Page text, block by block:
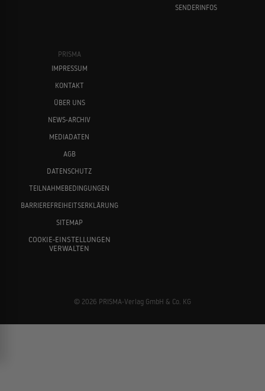
SENDERINFOS
PRISMA
IMPRESSUM
KONTAKT
ÜBER UNS
NEWS-ARCHIV
MEDIADATEN
AGB
DATENSCHUTZ
TEILNAHMEBEDINGUNGEN
BARRIEREFREIHEITSERKLÄRUNG
SITEMAP
COOKIE-EINSTELLUNGEN
VERWALTEN
© 2026 PRISMA-Verlag GmbH & Co. KG